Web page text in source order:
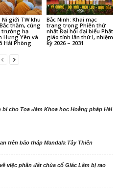
Ni giới TW khu
thăm, cúng
trường hạ
Hưng Yên và
Hải Phòng
Bắc Ninh: Khai mạc
trang trọng Phiên thứ
nhất Đại hội đại biểu Phật
giáo tỉnh lần thứ I, nhiệm
kỳ 2026 – 2031
cho Tọa đàm Khoa học Hoằng pháp Hải
trên bảo tháp Mandala Tây Thiên
việc phần đất chùa cổ Giác Lâm bị rao